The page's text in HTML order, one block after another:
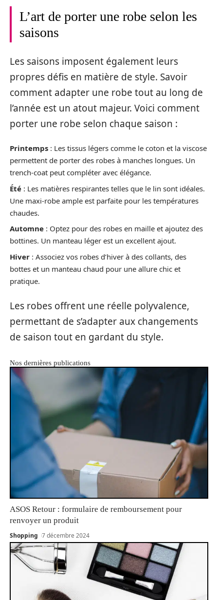
L’art de porter une robe selon les
saisons
Les saisons imposent également leurs
propres défis en matière de style. Savoir
comment adapter une robe tout au long de
l’année est un atout majeur. Voici comment
porter une robe selon chaque saison :
Printemps : Les tissus légers comme le coton et la viscose
permettent de porter des robes à manches longues. Un
trench-coat peut compléter avec élégance.
Été : Les matières respirantes telles que le lin sont idéales.
Une maxi-robe ample est parfaite pour les températures
chaudes.
Automne : Optez pour des robes en maille et ajoutez des
bottines. Un manteau léger est un excellent ajout.
Hiver : Associez vos robes d’hiver à des collants, des
bottes et un manteau chaud pour une allure chic et
pratique.
Les robes offrent une réelle polyvalence,
permettant de s’adapter aux changements
de saison tout en gardant du style.
Nos dernières publications
ASOS Retour : formulaire de remboursement pour
renvoyer un produit
Shopping 7 décembre 2024